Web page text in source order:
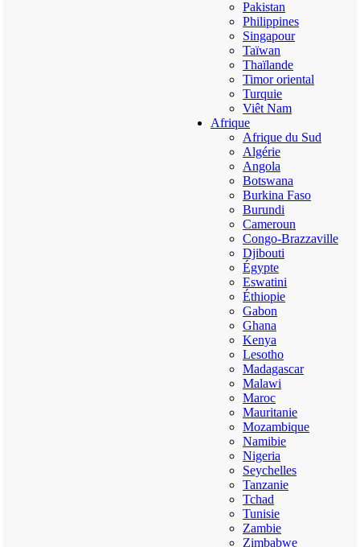
Pakistan
Philippines
Singapour
Taïwan
Thaïlande
Timor oriental
Turquie
Viêt Nam
Afrique
Afrique du Sud
Algérie
Angola
Botswana
Burkina Faso
Burundi
Cameroun
Congo-Brazzaville
Djibouti
Égypte
Eswatini
Éthiopie
Gabon
Ghana
Kenya
Lesotho
Madagascar
Malawi
Maroc
Mauritanie
Mozambique
Namibie
Nigeria
Seychelles
Tanzanie
Tchad
Tunisie
Zambie
Zimbabwe